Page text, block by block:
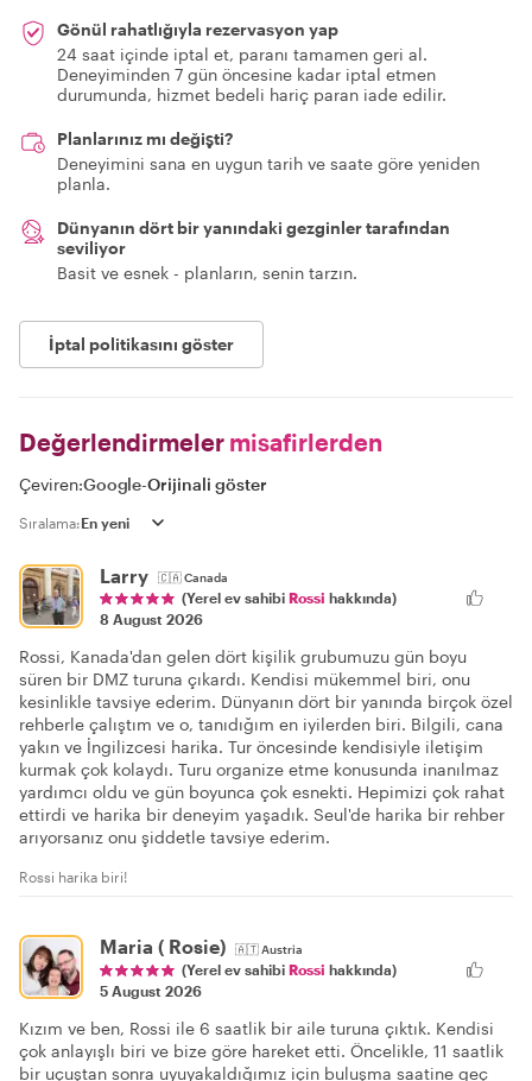
Gönül rahatlığıyla rezervasyon yap
24 saat içinde iptal et, paranı tamamen geri al.
Deneyiminden 7 gün öncesine kadar iptal etmen
durumunda, hizmet bedeli hariç paran iade edilir.
Planlarınız mı değişti?
Deneyimini sana en uygun tarih ve saate göre yeniden
planla.
Dünyanın dört bir yanındaki gezginler tarafından
seviliyor
Basit ve esnek - planların, senin tarzın.
İptal politikasını göster
Değerlendirmeler misafirlerden
Çeviren:Google-Orijinali göster
Sıralama:
Larry 🇨🇦Canada
(Yerel ev sahibi Rossi hakkında)
8 August 2026
Rossi, Kanada'dan gelen dört kişilik grubumuzu gün boyu
süren bir DMZ turuna çıkardı. Kendisi mükemmel biri, onu
kesinlikle tavsiye ederim. Dünyanın dört bir yanında birçok özel
rehberle çalıştım ve o, tanıdığım en iyilerden biri. Bilgili, cana
yakın ve İngilizcesi harika. Tur öncesinde kendisiyle iletişim
kurmak çok kolaydı. Turu organize etme konusunda inanılmaz
yardımcı oldu ve gün boyunca çok esnekti. Hepimizi çok rahat
ettirdi ve harika bir deneyim yaşadık. Seul'de harika bir rehber
arıyorsanız onu şiddetle tavsiye ederim.
Rossi harika biri!
Maria ( Rosie) 🇦🇹Austria
(Yerel ev sahibi Rossi hakkında)
5 August 2026
Kızım ve ben, Rossi ile 6 saatlik bir aile turuna çıktık. Kendisi
çok anlayışlı biri ve bize göre hareket etti. Öncelikle, 11 saatlik
bir uçuştan sonra uyuyakaldığımız için buluşma saatine geç